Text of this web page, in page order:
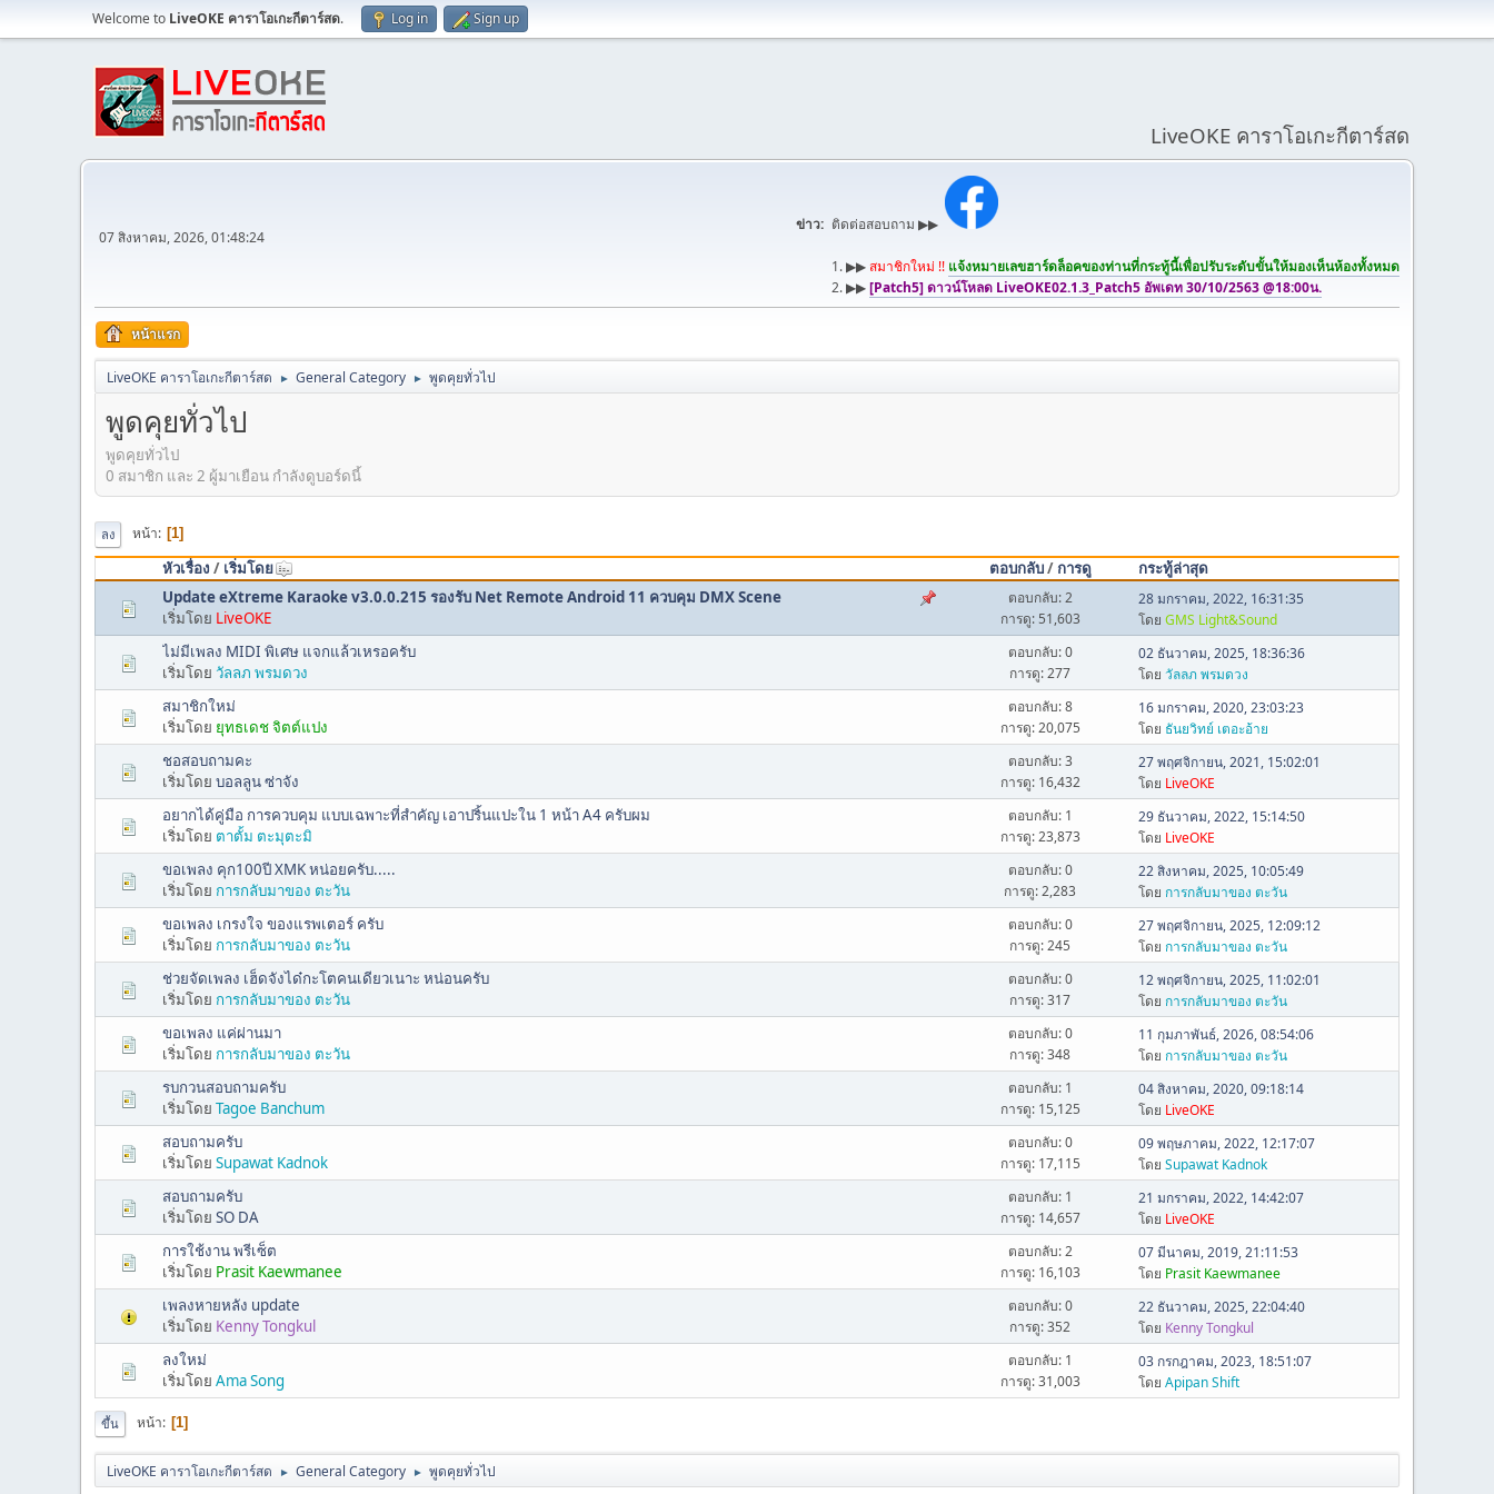
Welcome to LiveOKE คาราโอเกะกีตาร์สด. Log in Sign up
LiveOKE คาราโอเกะกีตาร์สด
07 สิงหาคม, 2026, 01:48:24
ข่าว: ติดต่อสอบถาม ▶▶
1. ▶▶สมาชิกใหม่ !! แจ้งหมายเลขฮาร์ดล็อคของท่านที่กระทู้นี้เพื่อปรับระดับขั้นให้มองเห็นห้องทั้งหมด
2. ▶▶[Patch5] ดาวน์โหลด LiveOKE02.1.3_Patch5 อัพเดท 30/10/2563 @18:00น.
หน้าแรก
LiveOKE คาราโอเกะกีตาร์สด ► General Category ► พูดคุยทั่วไป
พูดคุยทั่วไป
พูดคุยทั่วไป
0 สมาชิก และ 2 ผู้มาเยือน กำลังดูบอร์ดนี้
ลง หน้า 1
หัวเรื่อง / เริ่มโดย ตอบกลับ/ การดู
กระทู้ล่าสุด
Update eXtreme Karaoke v3.0.0.215 รองรับ Net Remote Android 11 ควบคุม DMX Scene
เริ่มโดย LiveOKE
ตอบกลับ: 2
การดู: 51,603
28 มกราคม, 2022, 16:31:35
โดย GMS Light&Sound
ไม่มีเพลง MIDI พิเศษ แจกแล้วเหรอครับ
เริ่มโดย วัลลภ พรมดวง
ตอบกลับ: 0
การดู: 277
02 ธันวาคม, 2025, 18:36:36
โดย วัลลภ พรมดวง
สมาชิกใหม่
เริ่มโดย ยุทธเดช จิตต์แปง
ตอบกลับ: 8
การดู: 20,075
16 มกราคม, 2020, 23:03:23
โดย ธันยวิทย์ เตอะอ้าย
ชอสอบถามคะ
เริ่มโดย บอลลูน ซ่าจัง
ตอบกลับ: 3
การดู: 16,432
27 พฤศจิกายน, 2021, 15:02:01
โดย LiveOKE
อยากได้คู่มือ การควบคุม แบบเฉพาะที่สำคัญ เอาปริ้นแปะใน 1 หน้า A4 ครับผม
เริ่มโดย ตาตั้ม ตะมุตะมิ
ตอบกลับ: 1
การดู: 23,873
29 ธันวาคม, 2022, 15:14:50
โดย LiveOKE
ขอเพลง คุก100ปี XMK หน่อยครับ.....
เริ่มโดย การกลับมาของ ตะวัน
ตอบกลับ: 0
การดู: 2,283
22 สิงหาคม, 2025, 10:05:49
โดย การกลับมาของ ตะวัน
ขอเพลง เกรงใจ ของแรพเตอร์ ครับ
เริ่มโดย การกลับมาของ ตะวัน
ตอบกลับ: 0
การดู: 245
27 พฤศจิกายน, 2025, 12:09:12
โดย การกลับมาของ ตะวัน
ช่วยจัดเพลง เฮ็ดจังได๋กะโตคนเดียวเนาะ หน่อนครับ
เริ่มโดย การกลับมาของ ตะวัน
ตอบกลับ: 0
การดู: 317
12 พฤศจิกายน, 2025, 11:02:01
โดย การกลับมาของ ตะวัน
ขอเพลง แค่ผ่านมา
เริ่มโดย การกลับมาของ ตะวัน
ตอบกลับ: 0
การดู: 348
11 กุมภาพันธ์, 2026, 08:54:06
โดย การกลับมาของ ตะวัน
รบกวนสอบถามครับ
เริ่มโดย Tagoe Banchum
ตอบกลับ: 1
การดู: 15,125
04 สิงหาคม, 2020, 09:18:14
โดย LiveOKE
สอบถามครับ
เริ่มโดย Supawat Kadnok
ตอบกลับ: 0
การดู: 17,115
09 พฤษภาคม, 2022, 12:17:07
โดย Supawat Kadnok
สอบถามครับ
เริ่มโดย SO DA
ตอบกลับ: 1
การดู: 14,657
21 มกราคม, 2022, 14:42:07
โดย LiveOKE
การใช้งาน พรีเซ็ต
เริ่มโดย Prasit Kaewmanee
ตอบกลับ: 2
การดู: 16,103
07 มีนาคม, 2019, 21:11:53
โดย Prasit Kaewmanee
เพลงหายหลัง update
เริ่มโดย Kenny Tongkul
ตอบกลับ: 0
การดู: 352
22 ธันวาคม, 2025, 22:04:40
โดย Kenny Tongkul
ลงใหม่
เริ่มโดย Ama Song
ตอบกลับ: 1
การดู: 31,003
03 กรกฎาคม, 2023, 18:51:07
โดย Apipan Shift
ขึ้น หน้า 1
LiveOKE คาราโอเกะกีตาร์สด ► General Category ► พูดคุยทั่วไป